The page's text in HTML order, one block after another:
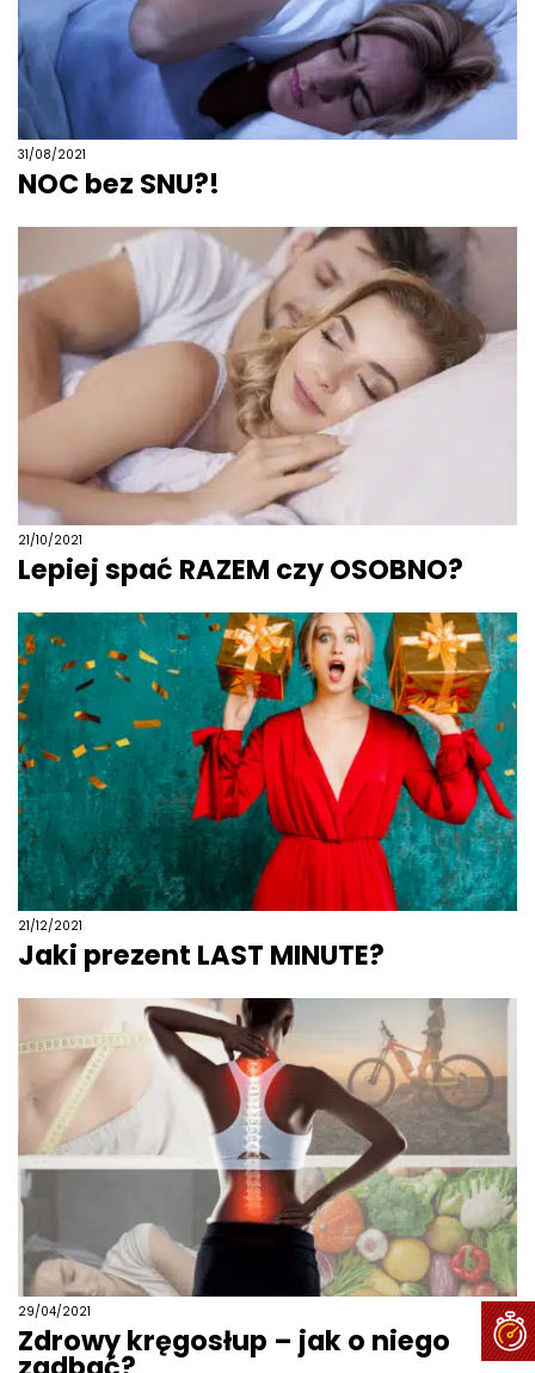
31/08/2021
NOC bez SNU?!
21/10/2021
Lepiej spać RAZEM czy OSOBNO?
21/12/2021
Jaki prezent LAST MINUTE?
29/04/2021
Zdrowy kręgosłup – jak o niego